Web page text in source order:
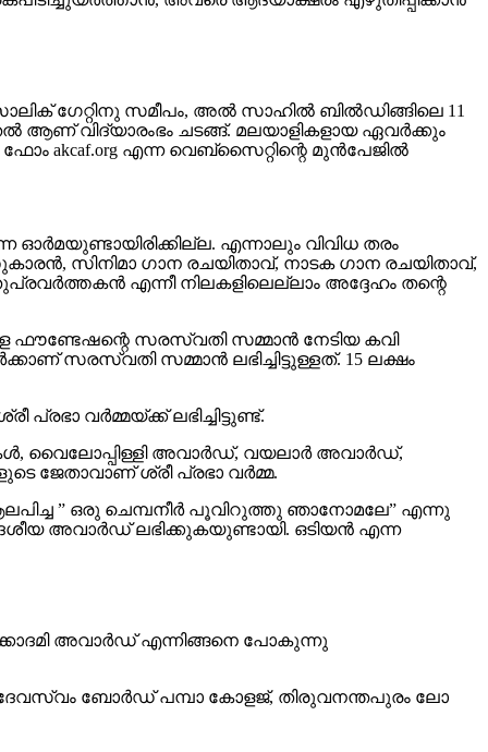
ഗേറ്റിനു സമീപം, അൽ സാഹിൽ ബിൽഡിങ്ങിലെ 11
ആണ് വിദ്യാരംഭം ചടങ്ങ്. മലയാളികളായ ഏവർക്കും
akcaf.org എന്ന വെബ്സൈറ്റിന്റെ മുൻപേജിൽ
എന്നാലും വിവിധ തരം
സിനിമാ ഗാന രചയിതാവ്, നാടക ഗാന രചയിതാവ്,
എന്നീ നിലകളിലെല്ലാം അദ്ദേഹം തന്റെ
ഫൗണ്ടേഷന്റെ സരസ്വതി സമ്മാൻ നേടിയ കവി
സരസ്വതി സമ്മാൻ ലഭിച്ചിട്ടുള്ളത്. 15 ലക്ഷം
വർമ്മയ്ക്ക് ലഭിച്ചിട്ടുണ്ട്.
വൈലോപ്പിള്ളി അവാർഡ്, വയലാർ അവാർഡ്,
ജേതാവാണ് ശ്രീ പ്രഭാ വർമ്മ.
ആലപിച്ച ” ഒരു ചെമ്പനീർ പൂവിറുത്തു ഞാനോമലേ” എന്നു
അവാർഡ് ലഭിക്കുകയുണ്ടായി. ഒടിയൻ എന്ന
അവാർഡ് എന്നിങ്ങനെ പോകുന്നു
ദേവസ്വം ബോർഡ് പമ്പാ കോളജ്, തിരുവനന്തപുരം ലോ